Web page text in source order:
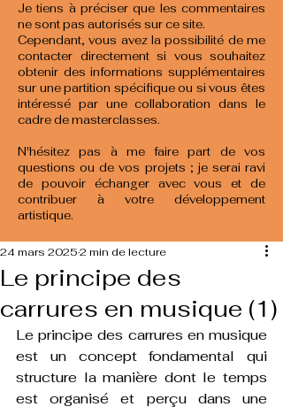
Je tiens à préciser que les commentaires
ne sont pas autorisés sur ce site.
Cependant, vous avez la possibilité de me
contacter directement si vous souhaitez
obtenir des informations supplémentaires
sur une partition spécifique ou si vous êtes
intéressé par une collaboration dans le
cadre de masterclasses.
N'hésitez pas à me faire part de vos
questions ou de vos projets ; je serai ravi
de pouvoir échanger avec vous et de
contribuer à votre développement
artistique.
Le principe des
carrures en musique (1)
24 mars 20252 min de lecture
Le principe des carrures en musique
est un concept fondamental qui
structure la manière dont le temps
est organisé et perçu dans une